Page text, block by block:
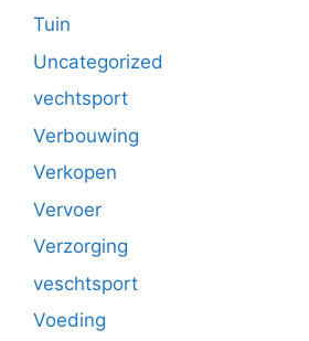
Tuin
Uncategorized
vechtsport
Verbouwing
Verkopen
Vervoer
Verzorging
veschtsport
Voeding